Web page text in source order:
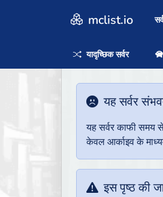
mclist.io
यादृच्छिक सर्वर
यह सर्वर
यह सर्वर काफी समय
केवल आर्काइव के
इस पृष्ठ की